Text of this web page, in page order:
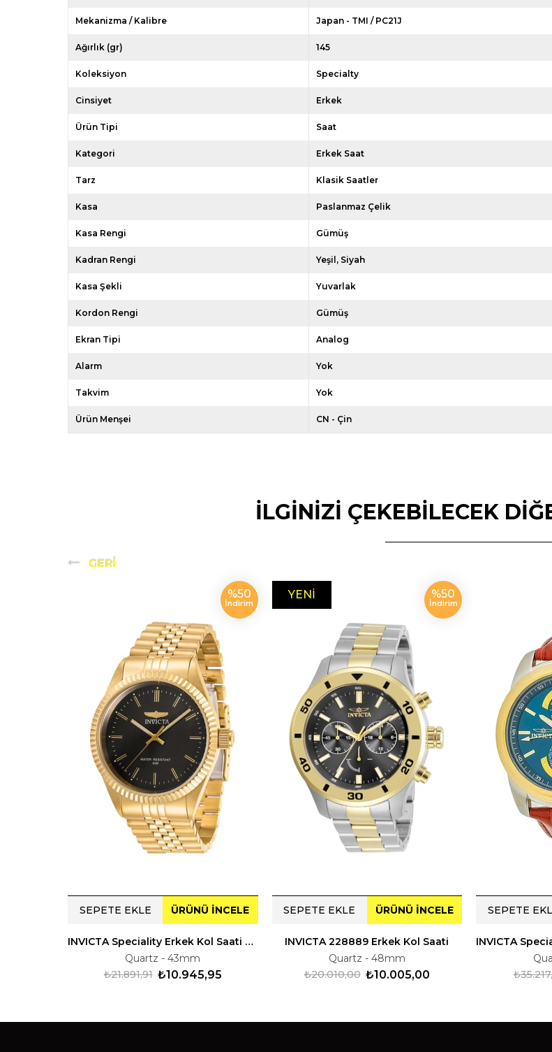
Mekanizma / Kalibre Japan - TMI / PC21J
Ağırlık (gr) 145
Koleksiyon Specialty
Cinsiyet Erkek
Ürün Tipi Saat
Kategori Erkek Saat
Tarz Klasik Saatler
Kasa Paslanmaz Çelik
Kasa Rengi Gümüş
Kadran Rengi Yeşil Siyah
Kasa Şekli Yuvarlak
Kordon Rengi Gümüş
Ekran Tipi Analog
Alarm Yok
Takvim Yok
Ürün Menşei CN - Çin
İLGİNİZİ ÇEKEBİLECEK
INVICTA Speciality Erkek Kol Saati 229383
Quartz - 43mm
₺10.945,95
₺21.891,91
SEPETE EKLE ÜRÜNÜ İNCELE
%50
İndirim
INVICTA 228889 Erkek Kol Saati
Quartz - 48mm
₺10.005,00
₺20.010,00
SEPETE EKLE ÜRÜNÜ İNCELE
%50
İndirim
YENI
SEPETE